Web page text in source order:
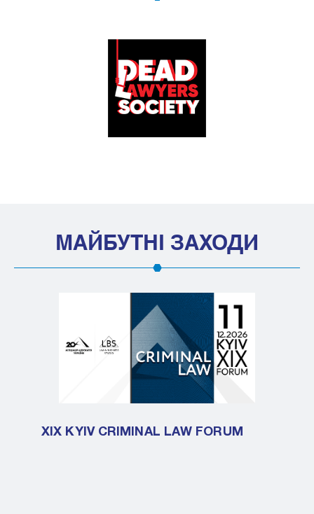
МАЙБУТНІ ЗАХОДИ
XIX KYIV CRIMINAL LAW FORUM